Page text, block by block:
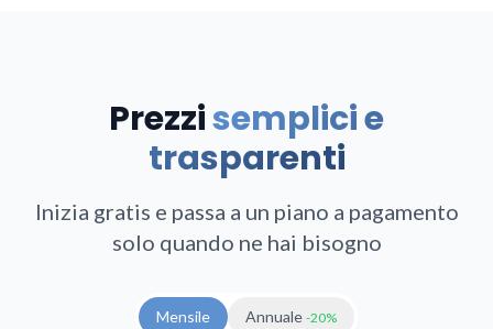
Prezzisemplici e
trasparenti
Inizia gratis e passa a un piano a pagamento
solo quando ne hai bisogno
Mensile Annuale -20%